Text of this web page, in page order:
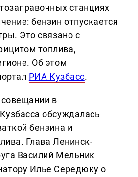
станциях
бензин отпускается
Это связано с
топлива,
Об этом
РИА Кузбасс.
в
обсуждалась
бензина и
Глава Ленинск-
Василий Мельник
Илье Середюку о